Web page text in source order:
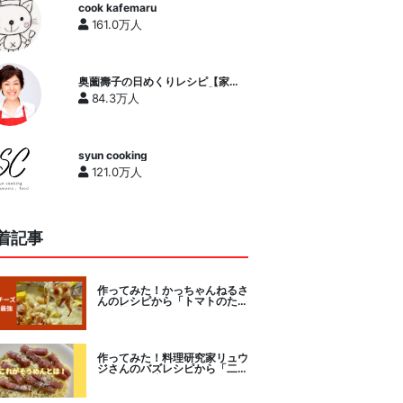
cook kafemaru
161.0万人
奥薗壽子の日めくりレシピ【家庭
料理研究家公式チャンネル】
84.3万人
syun cooking
121.0万人
記事
作ってみた！かっちゃんねるさ
んのレシピから「トマトのたま
作ってみた！料理研究家リュウ
ジさんのバズレシピから「二度